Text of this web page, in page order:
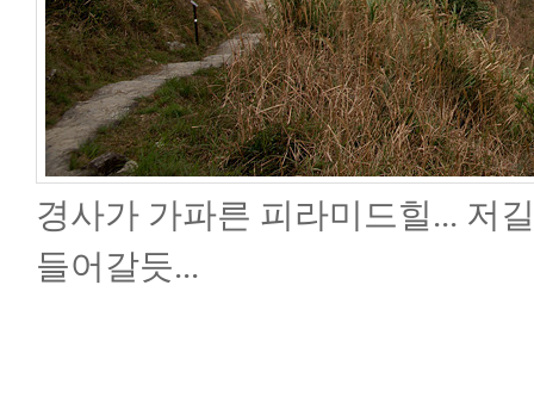
경사가 가파른 피라미드힐... 저
들어갈듯...